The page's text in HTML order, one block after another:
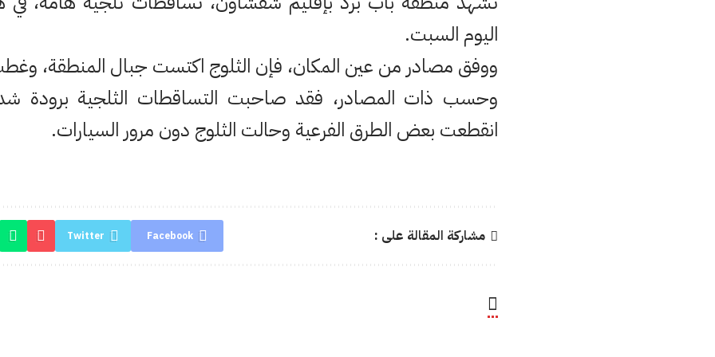
اليوم السبت.
ووفق مصادر من عين المكان، فإن الثلوج اكتست جبال المنطقة،
وحسب ذات المصادر، فقد صاحبت التساقطات الثلجية برودة
انقطعت بعض الطرق الفرعية وحالت الثلوج دون مرور السيارات.
مشاركة المقالة على : Facebook
Twitter